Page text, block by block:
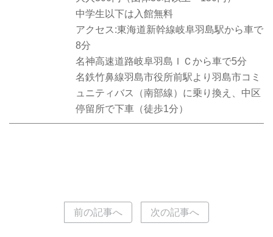
中学生以下は入館無料
アクセス:東海道新幹線岐阜羽島駅から車で
8分
名神高速道路岐阜羽島ＩＣから車で5分
名鉄竹鼻線羽島市役所前駅より羽島市コミ
ュニティバス（南部線）に乗り換え、中区
停留所で下車（徒歩1分）
前の記事へ 次の記事へ